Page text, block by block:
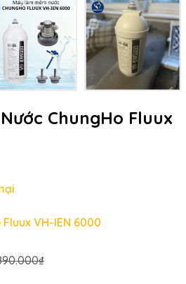
ChungHo Fluux
Fluux VH-IEN 6000